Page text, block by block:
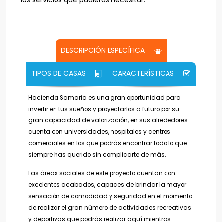
DESCRIPCIÓN ESPECÍFICA
TIPOS DE CASAS CARACTERÍSTICAS
Hacienda Samaria es una gran oportunidad para
invertir en tus sueños y proyectarlos a futuro por su
gran capacidad de valorización, en sus alrededores
cuenta con universidades, hospitales y centros
comerciales en los que podrás encontrar todo lo que
siempre has querido sin complicarte de más.
Las áreas sociales de este proyecto cuentan con
excelentes acabados, capaces de brindar la mayor
sensación de comodidad y seguridad en el momento
de realizar el gran número de actividades recreativas
y deportivas que podrás realizar aquí mientras